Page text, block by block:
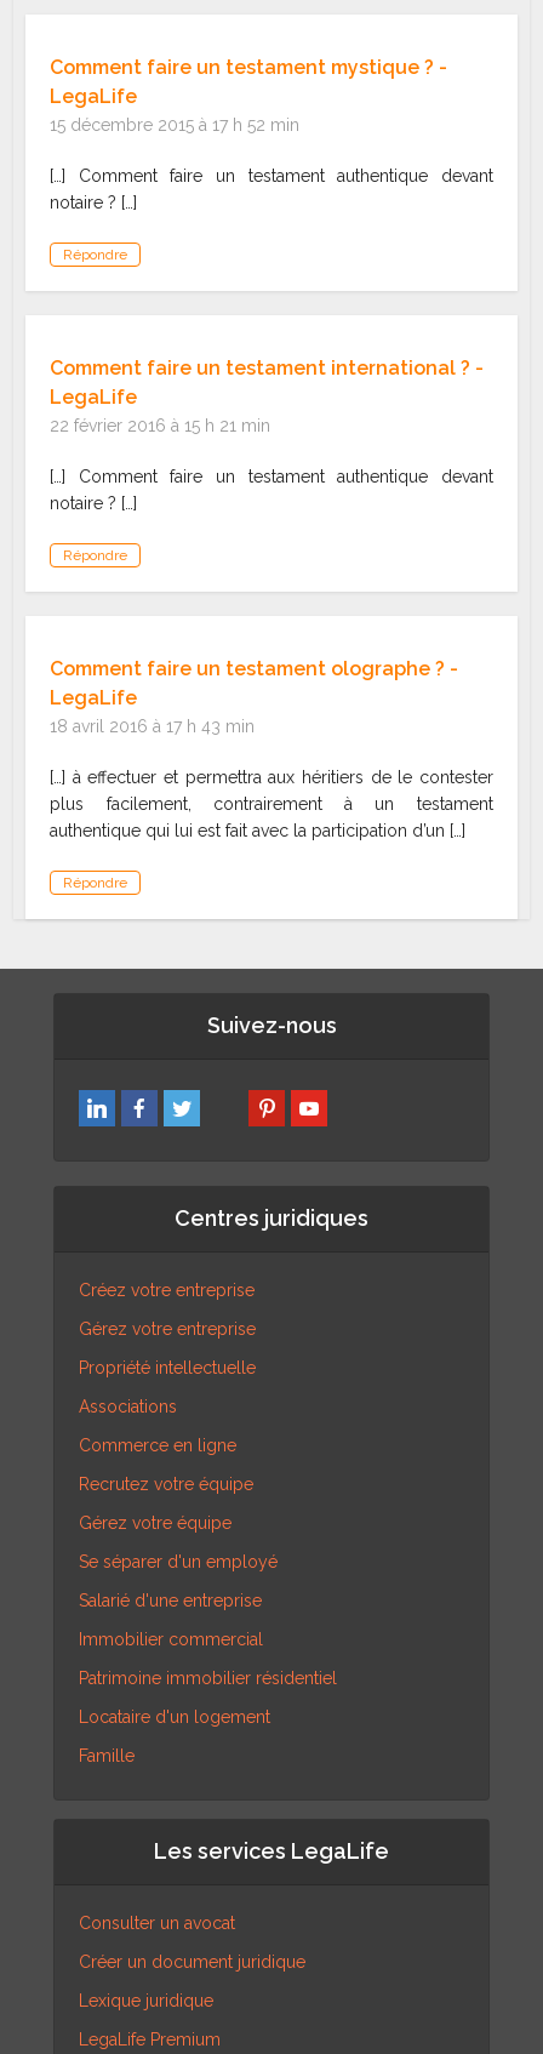
Comment faire un testament mystique ? -
LegaLife
15 décembre 2015 à 17 h 52 min
[…] Comment faire un testament authentique devant
notaire ? […]
Répondre
Comment faire un testament international ? -
LegaLife
22 février 2016 à 15 h 21 min
[…] Comment faire un testament authentique devant
notaire ? […]
Répondre
Comment faire un testament olographe ? -
LegaLife
18 avril 2016 à 17 h 43 min
[…] à effectuer et permettra aux héritiers de le contester
plus facilement, contrairement à un testament
authentique qui lui est fait avec la participation d’un […]
Répondre
Suivez-nous
Centres juridiques
Créez votre entreprise
Gérez votre entreprise
Propriété intellectuelle
Associations
Commerce en ligne
Recrutez votre équipe
Gérez votre équipe
Se séparer d'un employé
Salarié d'une entreprise
Immobilier commercial
Patrimoine immobilier résidentiel
Locataire d'un logement
Famille
Les services LegaLife
Consulter un avocat
Créer un document juridique
Lexique juridique
LegaLife Premium